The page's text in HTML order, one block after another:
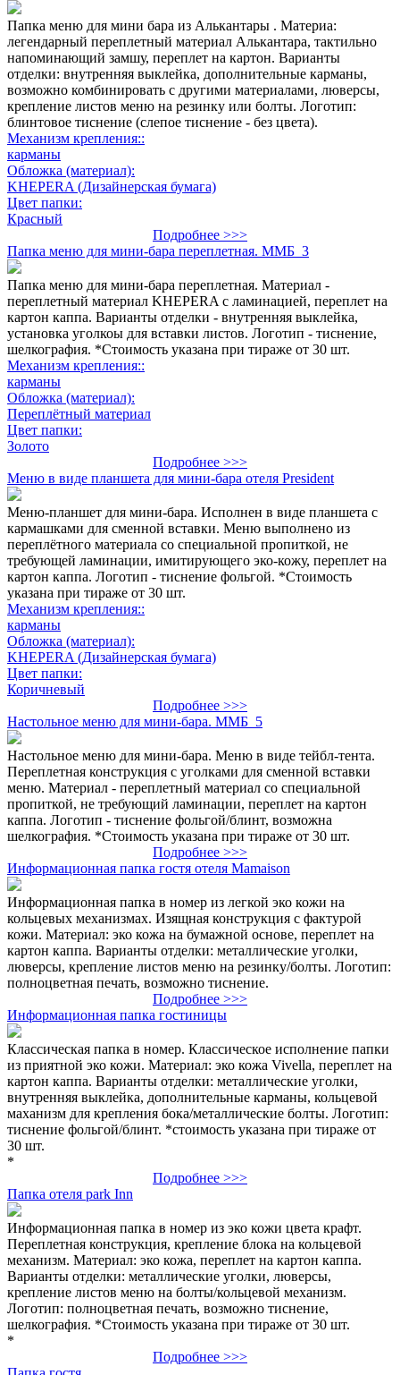
Папка меню для мини бара из Алькантары . Материа:
легендарный переплетный материал Алькантара, тактильно
напоминающий замшу, переплет на картон. Варианты
отделки: внутренняя выклейка, дополнительные карманы,
возможно комбинировать с другими материалами, люверсы,
крепление листов меню на резинку или болты. Логотип:
блинтовое тиснение (слепое тиснение - без цвета).
Механизм крепления::
карманы
Обложка (материал):
KHEPERA (Дизайнерская бумага)
Цвет папки:
Красный
Подробнее >>>
Папка меню для мини-бара переплетная. ММБ_3
Папка меню для мини-бара переплетная. Материал -
переплетный материал KHEPERA с ламинацией, переплет на
картон каппа. Варианты отделки - внутренняя выклейка,
установка уголкоы для вставки листов. Логотип - тиснение,
шелкография. *Стоимость указана при тираже от 30 шт.
Механизм крепления::
карманы
Обложка (материал):
Переплётный материал
Цвет папки:
Золото
Подробнее >>>
Меню в виде планшета для мини-бара отеля President
Меню-планшет для мини-бара. Исполнен в виде планшета с
кармашками для сменной вставки. Меню выполнено из
переплётного материала со специальной пропиткой, не
требующей ламинации, имитирующего эко-кожу, переплет на
картон каппа. Логотип - тиснение фольгой. *Стоимость
указана при тираже от 30 шт.
Механизм крепления::
карманы
Обложка (материал):
KHEPERA (Дизайнерская бумага)
Цвет папки:
Коричневый
Подробнее >>>
Настольное меню для мини-бара. ММБ_5
Настольное меню для мини-бара. Меню в виде тейбл-тента.
Переплетная конструкция с уголками для сменной вставки
меню. Материал - переплетный материал со специальной
пропиткой, не требующий ламинации, переплет на картон
каппа. Логотип - тиснение фольгой/блинт, возможна
шелкография. *Стоимость указана при тираже от 30 шт.
Подробнее >>>
Информационная папка гостя отеля Mamaison
Информационная папка в номер из легкой эко кожи на
кольцевых механизмах. Изящная конструкция с фактурой
кожи. Материал: эко кожа на бумажной основе, переплет на
картон каппа. Варианты отделки: металлические уголки,
люверсы, крепление листов меню на резинку/болты. Логотип:
полноцветная печать, возможно тиснение.
Подробнее >>>
Информационная папка гостиницы
Классическая папка в номер. Классическое исполнение папки
из приятной эко кожи. Материал: эко кожа Vivella, переплет на
картон каппа. Варианты отделки: металлические уголки,
внутренняя выклейка, дополнительные карманы, кольцевой
маханизм для крепления бока/металлические болты. Логотип:
тиснение фольгой/блинт. *стоимость указана при тираже от
30 шт.
*
Подробнее >>>
Папка отеля park Inn
Информационная папка в номер из эко кожи цвета крафт.
Переплетная конструкция, крепление блока на кольцевой
механизм. Материал: эко кожа, переплет на картон каппа.
Варианты отделки: металлические уголки, люверсы,
крепление листов меню на болты/кольцевой механизм.
Логотип: полноцветная печать, возможно тиснение,
шелкография. *Стоимость указана при тираже от 30 шт.
*
Подробнее >>>